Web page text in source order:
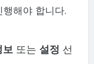
해야 합니다.
보또는 설정 선